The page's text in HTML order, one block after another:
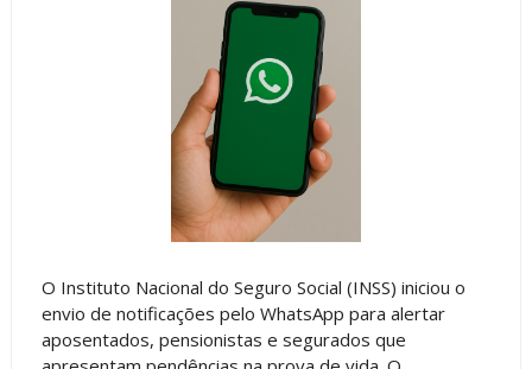
O Instituto Nacional do Seguro Social (INSS) iniciou o
envio de notificações pelo WhatsApp para alertar
aposentados, pensionistas e segurados que